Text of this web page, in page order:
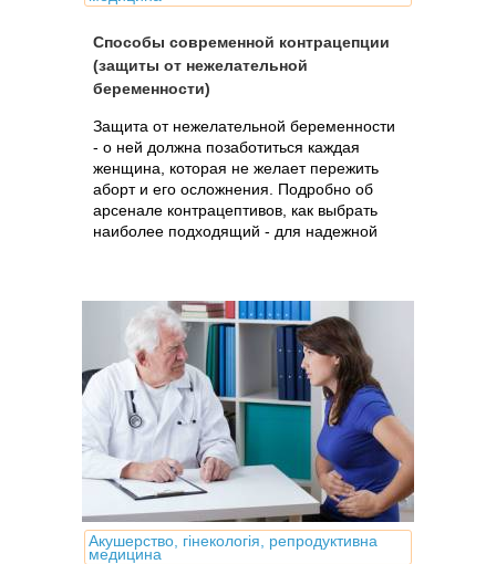
Способы современной контрацепции
(защиты от нежелательной
беременности)
Защита от нежелательной беременности
- о ней должна позаботиться каждая
женщина, которая не желает пережить
аборт и его осложнения. Подробно об
арсенале контрацептивов, как выбрать
наиболее подходящий - для надежной
Акушерство, гінекологія, репродуктивна
медицина